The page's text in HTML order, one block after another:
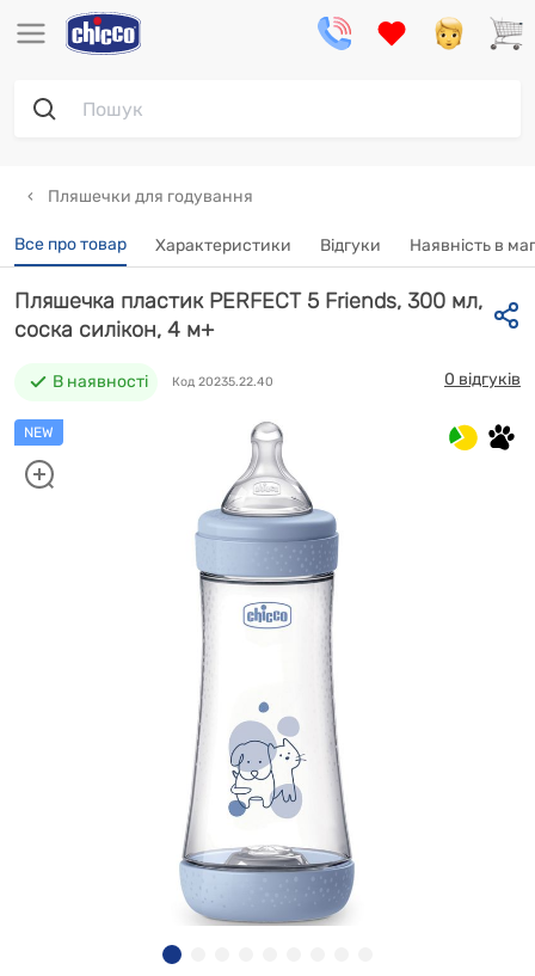
Пляшечки для годування
Все про товар Характеристики Відгуки Наявність в
NEW
Пляшечка пластик PERFECT 5 Friends, 300 мл,
соска силікон, 4 м+
В наявності Код 20235.22.40 0 відгуків